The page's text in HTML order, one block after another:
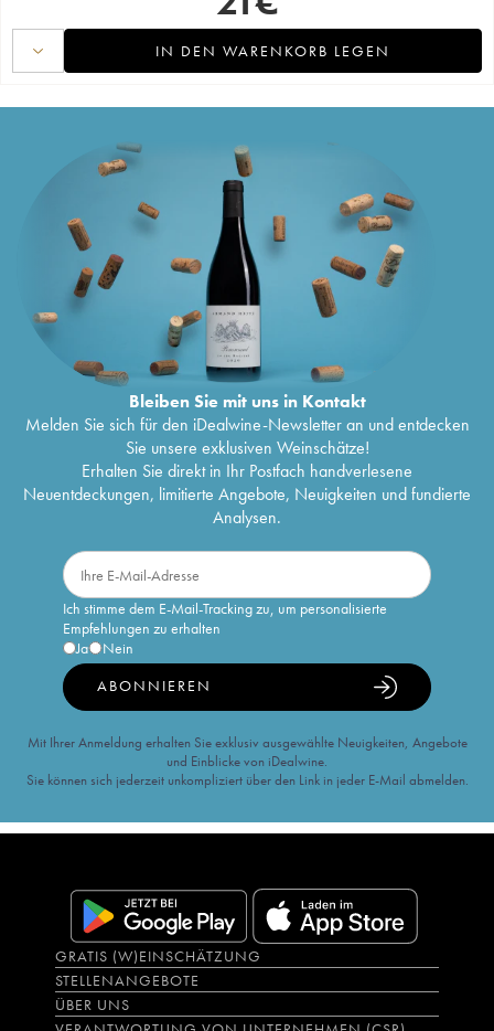
IN DEN WARENKORB LEGEN
Bleiben Sie mit uns in Kontakt
Melden Sie sich für den iDealwine-Newsletter an und entdecken
Sie unsere exklusiven Weinschätze!
Erhalten Sie direkt in Ihr Postfach handverlesene
Neuentdeckungen, limitierte Angebote, Neuigkeiten und fundierte
Analysen.
Ich stimme dem E-Mail-Tracking zu, um personalisierte
Empfehlungen zu erhalten
Ja
Nein
ABONNIEREN
Mit Ihrer Anmeldung erhalten Sie exklusiv ausgewählte Neuigkeiten, Angebote
und Einblicke von iDealwine.
Sie können sich jederzeit unkompliziert über den Link in jeder E-Mail abmelden.
GRATIS (W)EINSCHÄTZUNG
STELLENANGEBOTE
ÜBER UNS